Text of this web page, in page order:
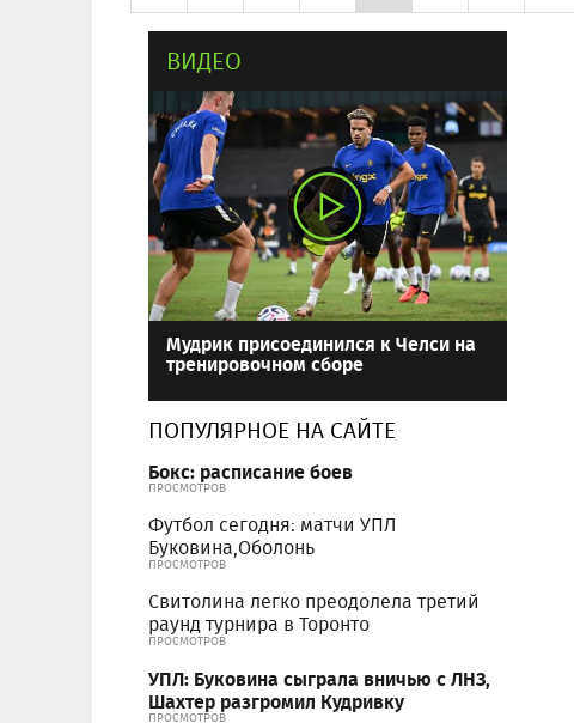
ВИДЕО
Мудрик присоединился к Челси на
тренировочном сборе
ПОПУЛЯРНОЕ НА САЙТЕ
Бокс: расписание боев
ПРОСМОТРОВ
Футбол сегодня: матчи УПЛ
Буковина,Оболонь
ПРОСМОТРОВ
Свитолина легко преодолела третий
раунд турнира в Торонто
ПРОСМОТРОВ
УПЛ: Буковина сыграла вничью с ЛНЗ,
Шахтер разгромил Кудривку
ПРОСМОТРОВ